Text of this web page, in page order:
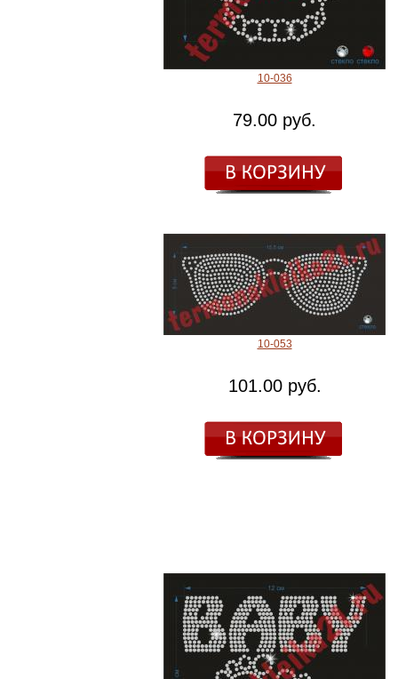
10-036
79.00 руб.
10-053
101.00 руб.